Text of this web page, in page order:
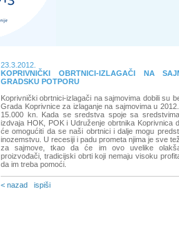
23.3.2012.
KOPRIVNIČKI OBRTNICI-IZLAGAČI NA
GRADSKU POTPORU
Koprivnički obrtnici-izlagači na sajmovima dobili su
Grada Koprivnice za izlaganje na sajmovima u
15.000 kn. Kada se sredstva spoje sa
izdvaja HOK, POK i Udruženje obrtnika Koprivnica
će omogućiti da se naši obrtnici i dalje mogu
inozemstvu. U recesiji i padu prometa njima je sve
za sajmove, tkao da će im ovo uvelike
proizvođači, tradicijski obrti koji nemaju visoku
da im treba pomoći.
< nazad ispiši